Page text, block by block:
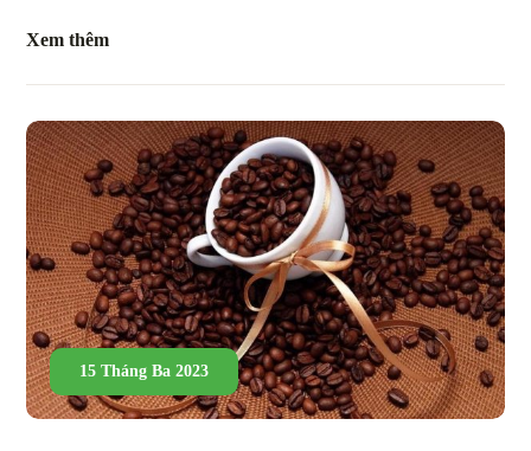
Xem thêm
15 Tháng Ba 2023